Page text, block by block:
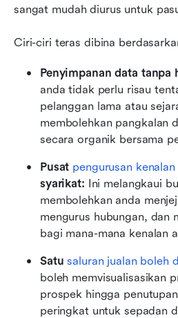
sangat mudah diurus untuk
Ciri-ciri teras dibina
Penyimpanan data tanpa
anda tidak perlu risau
pelanggan lama atau
membolehkan pangkalan
secara organik bersama
Pusat pengurusan kenalan
syarikat: Ini melangkaui
membolehkan anda
mengurus hubungan, dan
bagi mana-mana kenalan
Satu saluran jualan boleh
boleh memvisualisasikan
prospek hingga
peringkat untuk sepadan